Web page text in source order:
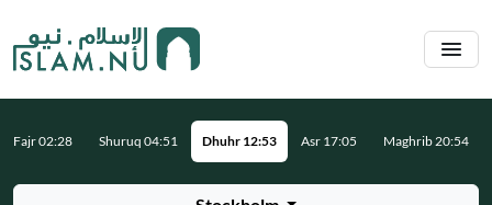
Fajr 02:28 Shuruq 04:51 Dhuhr 12:53 Asr 17:05 Maghrib 20:54